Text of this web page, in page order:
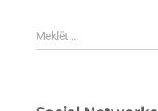
Meklēt …